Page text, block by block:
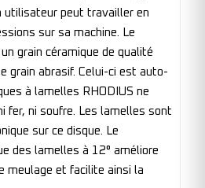
utilisateur peut travailler en
sur sa machine. Le
grain céramique de qualité
grain abrasif. Celui-ci est auto-
à lamelles RHODIUS ne
fer, ni soufre. Les lamelles sont
sur ce disque. Le
des lamelles à 12° améliore
meulage et facilite ainsi la